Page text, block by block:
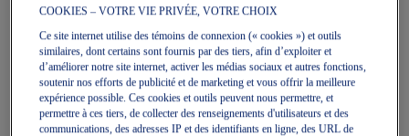
PERFORMANCE RUN SOCK
QUARTER
Chaussettes Unisexes
PERFORMANCE RUN SOCK
CREW
Chaussettes Unisexes
COOKIES – VOTRE VIE PRIVÉE, VOTRE CHOIX
Ce site internet utilise des témoins de connexion (« cookies ») et outils
similaires, dont certains sont fournis par des tiers, afin d’exploiter et
d’améliorer notre site internet, activer les médias sociaux et autres fonctions,
soutenir nos efforts de publicité et de marketing et vous offrir la meilleure
expérience possible. Ces cookies et outils peuvent nous permettre, et
permettre à ces tiers, de collecter des renseignements d'utilisateurs et des
communications, des adresses IP et des identifiants en ligne, des URL de